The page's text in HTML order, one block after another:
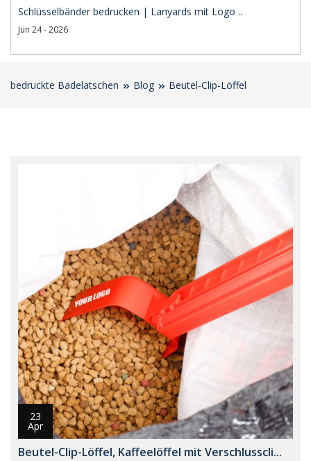
Schlüsselbänder bedrucken | Lanyards mit Logo ..
Jun 24 - 2026
bedruckte Badelatschen Blog Beutel-Clip-Löffel
23
Apr
Beutel-Clip-Löffel, Kaffeelöffel mit Verschlusscli...